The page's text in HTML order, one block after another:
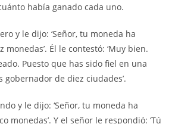
había ganado cada uno.
y le dijo: ‘Señor, tu moneda ha
Él le contestó: ‘Muy bien.
Puesto que has sido fiel en una
gobernador de diez ciudades’.
y le dijo: ‘Señor, tu moneda ha
monedas’. Y el señor le respondió: ‘Tú